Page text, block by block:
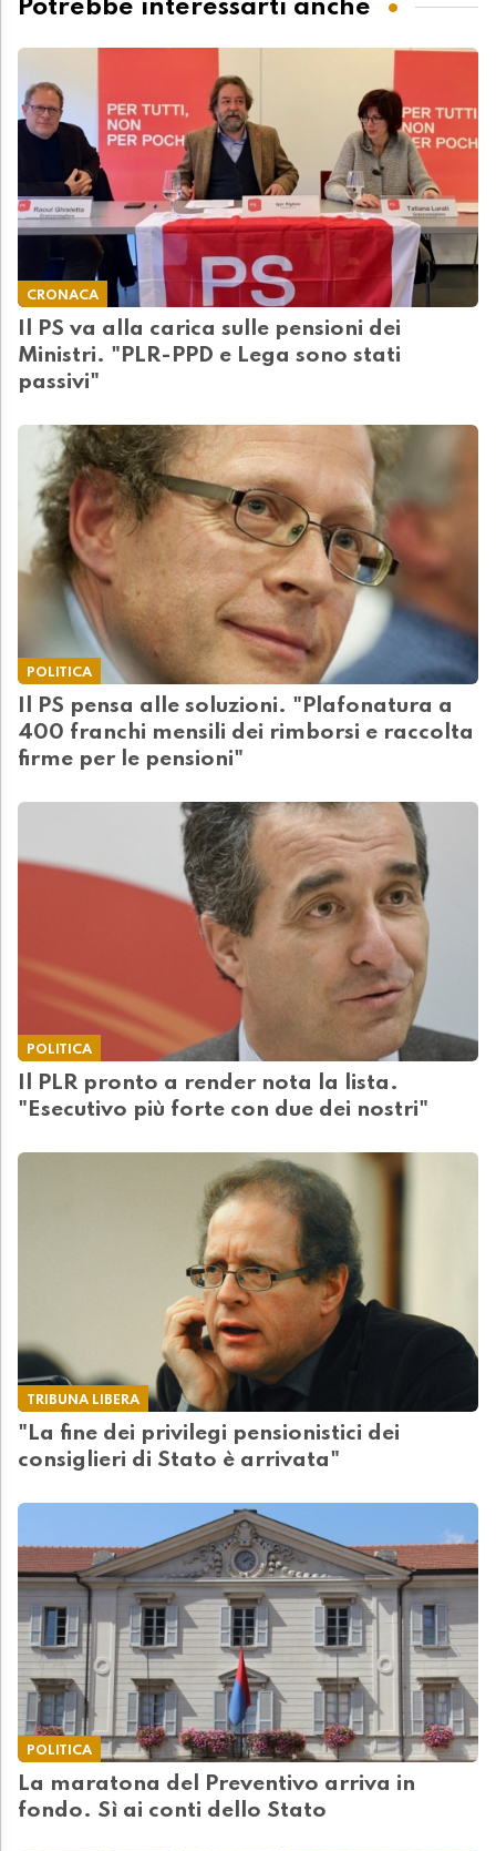
Potrebbe interessarti anche
CRONACA
Il PS va alla carica sulle pensioni dei
Ministri. "PLR-PPD e Lega sono stati
passivi"
POLITICA
Il PS pensa alle soluzioni. "Plafonatura a
400 franchi mensili dei rimborsi e raccolta
firme per le pensioni"
POLITICA
Il PLR pronto a render nota la lista.
"Esecutivo più forte con due dei nostri"
TRIBUNA LIBERA
"La fine dei privilegi pensionistici dei
consiglieri di Stato è arrivata"
POLITICA
La maratona del Preventivo arriva in
fondo. Sì ai conti dello Stato